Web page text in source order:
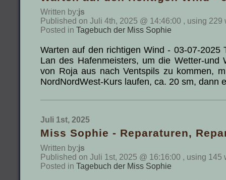
Written by:js
Published on Juli 4th, 2025 @ 14:46:00 , using 229
Posted in Tagebuch der Miss Sophie
Warten auf den richtigen Wind - 03-07-2025
Lan des Hafenmeisters, um die Wetter-und
von Roja aus nach Ventspils zu kommen,
NordNordWest-Kurs laufen, ca. 20 sm,
Juli 1st, 2025
Miss Sophie - Reparaturen,
Written by:js
Published on Juli 1st, 2025 @ 16:16:00 , using 145
Posted in Tagebuch der Miss Sophie